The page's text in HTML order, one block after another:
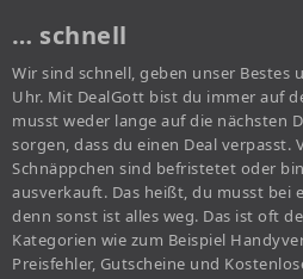
… schnell
Wir sind schnell, geben unser Bestes
Uhr. Mit DealGott bist du immer auf
musst weder lange auf die nächsten
sorgen, dass du einen Deal verpasst.
Schnäppchen sind befristetet oder
ausverkauft. Das heißt, du musst bei
denn sonst ist alles weg. Das ist oft
Kategorien wie zum Beispiel
Preisfehler, Gutscheine und